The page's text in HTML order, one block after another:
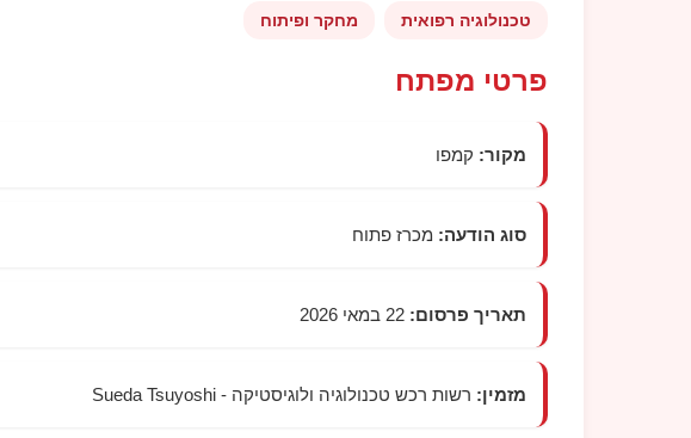
טכנולוגיה רפואית מחקר ופיתוח
פרטי מפתח
מקור: קמפו
סוג הודעה: מכרז פתוח
תאריך פרסום:
מזמין: רשות רכש טכנולוגיה ולוגיסטיקה - Sueda Tsuyoshi